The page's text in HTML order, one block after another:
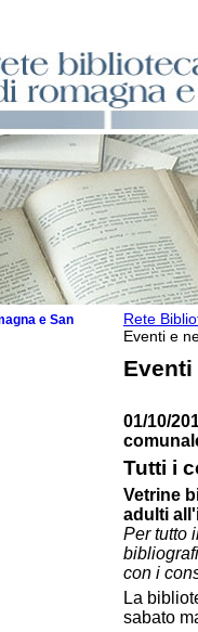
Rete
Eventi e
Eventi
01/10/
Tutti i
Vetrine
adulti
Per tutto
con i
La
sabato
e San